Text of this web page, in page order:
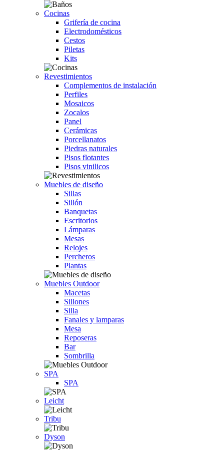
Cocinas
Grifería de cocina
Electrodomésticos
Cestos
Piletas
Kits
Revestimientos
Complementos de instalación
Perfiles
Mosaicos
Zocalos
Panel
Cerámicas
Porcellanatos
Piedras naturales
Pisos flotantes
Pisos vinilicos
Muebles de diseño
Sillas
Sillón
Banquetas
Escritorios
Lámparas
Mesas
Relojes
Percheros
Plantas
Muebles Outdoor
Macetas
Sillones
Silla
Fanales y lamparas
Mesa
Reposeras
Bar
Sombrilla
SPA
SPA
Leicht
Tribu
Dyson